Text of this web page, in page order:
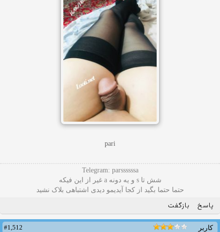
pari
Telegram: parssssssa
شش تا s و یه دونه a غیر از این فیکه
حتما حتما بگید از کجا آیدیمو دیدی اشتباهی بلاک نشید
پاسخ بازگفت
کاربر
#1,512